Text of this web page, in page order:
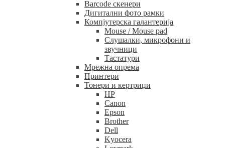
Barcode скенери
Дигитални фото рамки
Компјутерска галантерија
Mouse / Mouse pad
Слушалки, микрофони и
звучници
Тастатури
Мрежна опрема
Принтери
Тонери и кертриџи
HP
Canon
Epson
Brother
Dell
Kyocera